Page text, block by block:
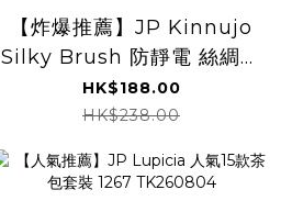
【炸爆推薦】JP Kinnujo
Silky Brush 防靜電 絲綢晶
鑽摺疊梳 4580 TK260806
HK$188.00
HK$238.00